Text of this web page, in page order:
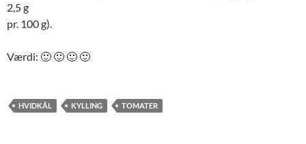
2,5 g
pr. 100 g).
Værdi: 🙂 🙂 🙂 🙂
HVIDKÅL KYLLING TOMATER